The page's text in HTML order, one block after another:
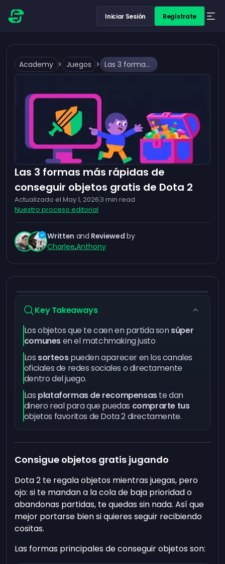
Iniciar Sesión Regístrate
Academy > Juegos > Las 3 formas más rápidas de conseguir objetos gratis de Dota 2
Las 3 formas más rápidas de
conseguir objetos gratis de Dota 2
Actualizado el May 1, 2026 3 min read
Nuestro proceso editorial
Written and Reviewed by
Charlee,Anthony
Key Takeaways
Los objetos que te caen en partida sonsúper
comunesen el matchmaking justo
Los sorteospueden aparecer en los canales
oficiales de redes sociales o directamente
dentro del juego.
Las plataformas de recompensaste dan
dinero real para que puedas comprarte tus
objetos favoritos de Dota 2 directamente.
Consigue objetos gratis jugando
Dota 2 te regala objetos mientras juegas, pero
ojo: si te mandan a la cola de baja prioridad o
abandonas partidas, te quedas sin nada. Así que
mejor portarse bien si quieres seguir recibiendo
cositas.
Las formas principales de conseguir objetos son: